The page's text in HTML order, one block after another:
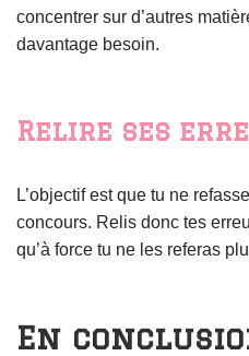
concentrer sur d’autres
davantage besoin.
Relire ses
L’objectif est que tu ne
concours. Relis donc tes
qu’à force tu ne les referas
En